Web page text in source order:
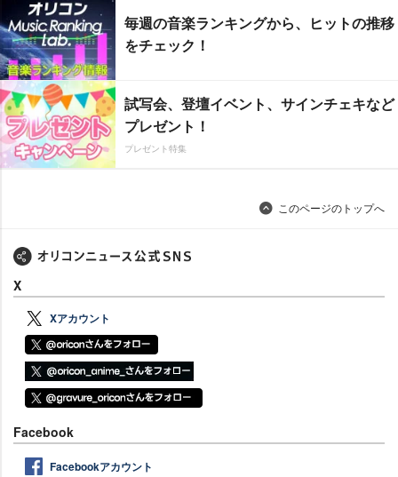
毎週の音楽ランキングから、ヒットの推移
をチェック！
試写会、登壇イベント、サインチェキなど
プレゼント！
プレゼント特集
このページのトップへ
X
Xアカウント
Facebook
Facebookアカウント